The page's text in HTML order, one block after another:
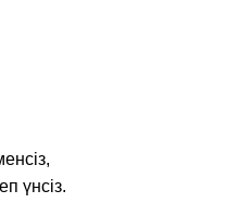
үнсіз.